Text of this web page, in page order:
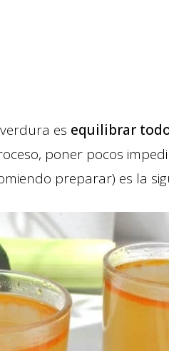
es equilibrar
poner pocos
preparar) es la